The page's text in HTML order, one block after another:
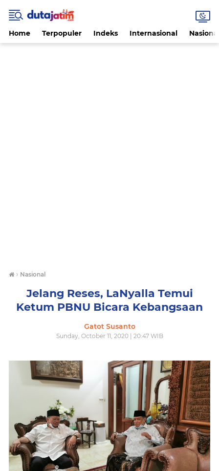
Home Terpopuler Indeks Internasional
› Nasional
Jelang Reses, LaNyalla Temui
Ketum PBNU Bicara Kebangsaan
Gatot Susanto
Sunday, October 11, 2020 | 20:47 WIB